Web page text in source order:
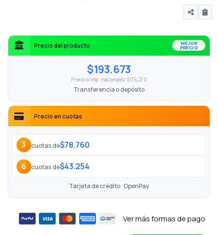
Precio del producto MEJOR
PRECIO
$193.673
Precio s/imp. nacionales: $175.270
Transferencia o depósito
Precio en cuotas
3 cuotas de$78.760
6 cuotas de$43.254
Tarjeta de crédito · OpenPay
Ver más formas de pago